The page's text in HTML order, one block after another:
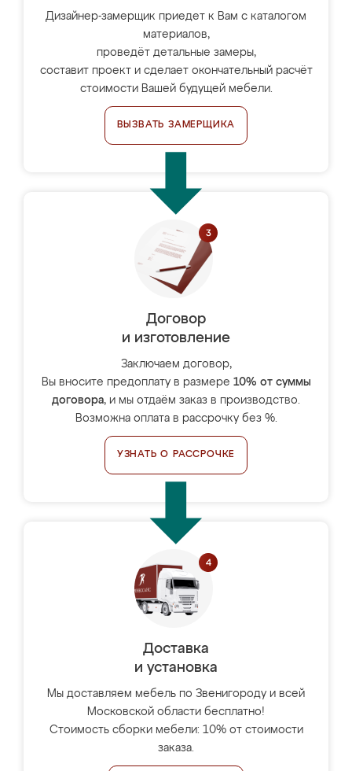
Дизайнер-замерщик приедет к Вам с каталогом
материалов,
проведёт детальные замеры,
составит проект и сделает окончательный расчёт
стоимости Вашей будущей мебели.
ВЫЗВАТЬ ЗАМЕРЩИКА
Договор
и изготовление
Заключаем договор,
Вы вносите предоплату в размере 10% от суммы
договора, и мы отдаём заказ в производство.
Возможна оплата в рассрочку без %.
УЗНАТЬ О РАССРОЧКЕ
Доставка
и установка
Мы доставляем мебель по Звенигороду и всей
Московской области бесплатно!
Стоимость сборки мебели: 10% от стоимости
заказа.